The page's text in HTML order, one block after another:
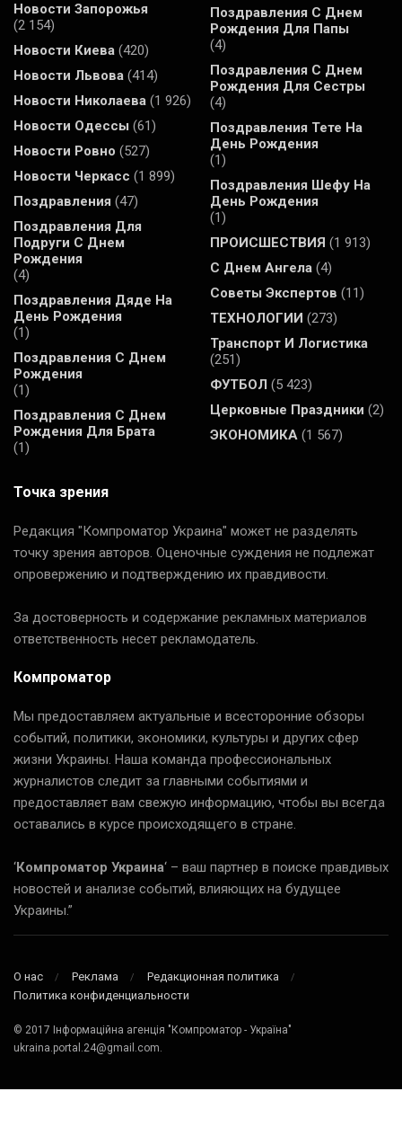
Новости Запорожья
(2 154)
Новости Киева (420)
Новости Львова (414)
Новости Николаева (1 926)
Новости Одессы (61)
Новости Ровно (527)
Новости Черкасс (1 899)
Поздравления (47)
Поздравления Для
Подруги С Днем
Рождения
(4)
Поздравления Дяде На
День Рождения
(1)
Поздравления С Днем
Рождения
(1)
Поздравления С Днем
Рождения Для Брата
(1)
Поздравления С Днем
Рождения Для Папы
(4)
Поздравления С Днем
Рождения Для Сестры
(4)
Поздравления Тете На
День Рождения
(1)
Поздравления Шефу На
День Рождения
(1)
ПРОИСШЕСТВИЯ (1 913)
С Днем Ангела (4)
Советы Экспертов (11)
ТЕХНОЛОГИИ (273)
Транспорт И Логистика
(251)
ФУТБОЛ (5 423)
Церковные Праздники (2)
ЭКОНОМИКА (1 567)
Точка зрения
Редакция "Компроматор Украина" может не разделять
точку зрения авторов. Оценочные суждения не подлежат
опровержению и подтверждению их правдивости.
За достоверность и содержание рекламных материалов
ответственность несет рекламодатель.
Компроматор
Мы предоставляем актуальные и всесторонние обзоры
событий, политики, экономики, культуры и других сфер
жизни Украины. Наша команда профессиональных
журналистов следит за главными событиями и
предоставляет вам свежую информацию, чтобы вы всегда
оставались в курсе происходящего в стране.
‘Компроматор Украина‘ – ваш партнер в поиске правдивых
новостей и анализе событий, влияющих на будущее
Украины.”
О нас Реклама
Редакционная политика
Политика конфиденциальности
© 2017 Інформаційна агенція "Компроматор - Україна"
ukraina.portal.24@gmail.com.